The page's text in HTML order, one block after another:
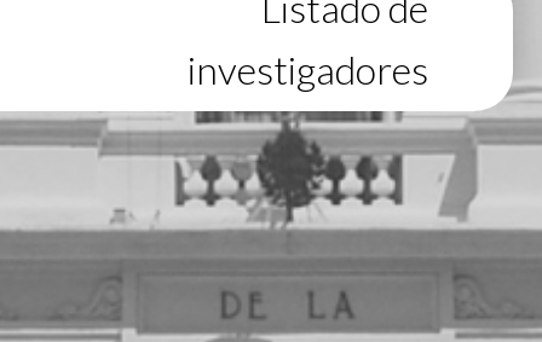
investigadores